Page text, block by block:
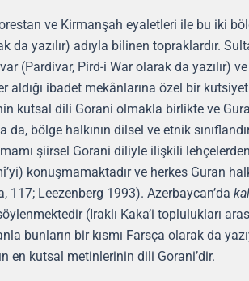
ve Kirmanşah eyaletleri ile bu iki
da yazılır) adıyla bilinen topraklardır.
(Pardivar, Pird-i War olarak da yazılır) ve
aldığı ibadet mekânlarına özel bir kutsiyet
kutsal dili Gorani olmakla birlikte ve
bölge halkının dilsel ve etnik
şiirsel Gorani diliyle ilişkili
konuşmamaktadır ve herkes Guran
Leezenberg 1993). Azerbaycan’da
(Iraklı Kaka’i toplulukları
bunların bir kısmı Farsça olarak da
en kutsal metinlerinin dili Gorani’dir.